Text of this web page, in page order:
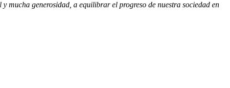
mucha generosidad, a equilibrar el progreso de nuestra sociedad en